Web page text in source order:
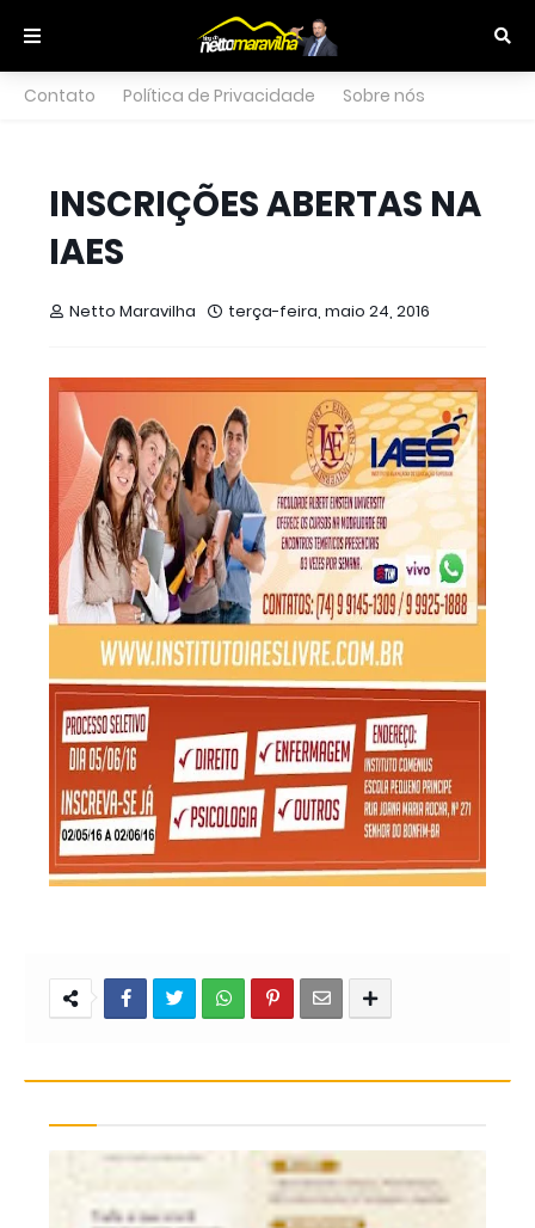
Contato Política de Privacidade Sobre nós
INSCRIÇÕES ABERTAS NA
IAES
Netto Maravilha terça-feira, maio 24, 2016